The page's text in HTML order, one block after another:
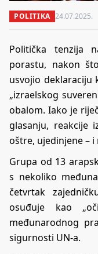
POLITIKA 24.07.2025.
Politička tenzija
porastu, nakon
usvojio deklaraciju
„izraelskog
obalom. Iako je
glasanju, reakcije
oštre, ujedinjene – i
Grupa od 13
s nekoliko
četvrtak
osuđuje kao
međunarodnog
sigurnosti UN-a.